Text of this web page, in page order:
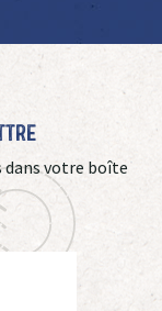
dans votre boîte